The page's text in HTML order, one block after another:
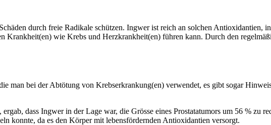
durch freie Radikale schützen. Ingwer ist reich an solchen Antioxidantien,
Krankheit(en) wie Krebs und Herzkrankheit(en) führen kann. Durch den
man bei der Abtötung von Krebserkrankung(en) verwendet, es gibt sogar
dass Ingwer in der Lage war, die Grösse eines Prostatatumors um 56 % zu
konnte, da es den Körper mit lebensfördernden Antioxidantien versorgt.